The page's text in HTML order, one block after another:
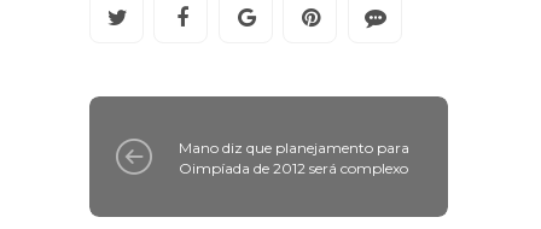
Mano diz que planejamento para
Oimpíada de 2012 será complexo